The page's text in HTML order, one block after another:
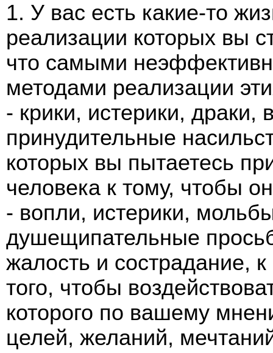
1. У вас есть какие-то
реализации которых вы
что самыми
методами реализации
- крики, истерики, драки,
принудительные
которых вы пытаетесь
человека к тому, чтобы
- вопли, истерики,
душещипательные
жалость и сострадание,
того, чтобы
которого по вашему
целей, желаний,